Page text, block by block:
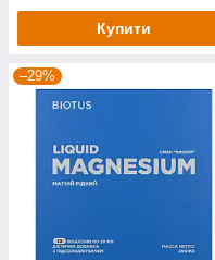
Купити
–29%